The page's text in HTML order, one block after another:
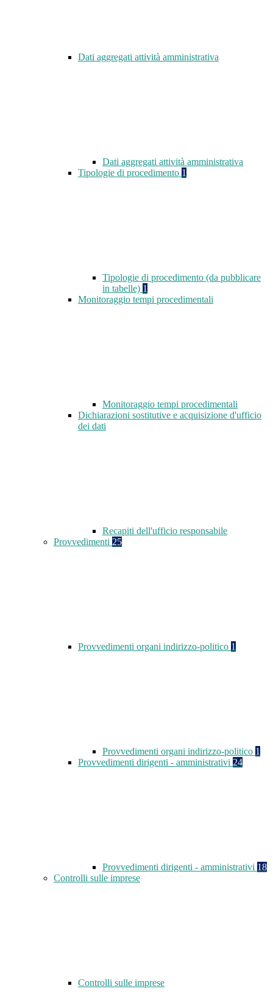
Dati aggregati attività amministrativa
Dati aggregati attività amministrativa
Tipologie di procedimento 1
Tipologie di procedimento (da pubblicare
in tabelle) 1
Monitoraggio tempi procedimentali
Monitoraggio tempi procedimentali
Dichiarazioni sostitutive e acquisizione d'ufficio
dei dati
Recapiti dell'ufficio responsabile
Provvedimenti 25
Provvedimenti organi indirizzo-politico 1
Provvedimenti organi indirizzo-politico 1
Provvedimenti dirigenti - amministrativi 24
Provvedimenti dirigenti - amministrativi 18
Controlli sulle imprese
Controlli sulle imprese